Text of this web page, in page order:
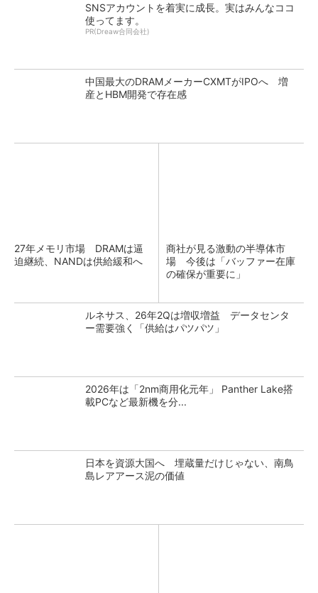
SNSアカウントを着実に成長。実はみんなココ
使ってます。
PR(Dreaw合同会社)
中国最大のDRAMメーカーCXMTがIPOへ 増
産とHBM開発で存在感
27年メモリ市場 DRAMは逼
迫継続、NANDは供給緩和へ
商社が見る激動の半導体市
場 今後は「バッファー在庫
の確保が重要に」
ルネサス、26年2Qは増収増益 データセンタ
ー需要強く「供給はパツパツ」
2026年は「2nm商用化元年」 Panther Lake搭
載PCなど最新機を分...
日本を資源大国へ 埋蔵量だけじゃない、南鳥
島レアアース泥の価値